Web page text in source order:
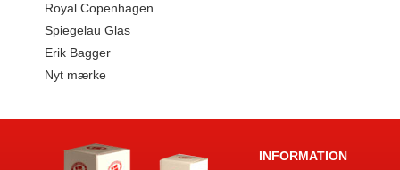
Royal Copenhagen
Spiegelau Glas
Erik Bagger
Nyt mærke
INFORMATION